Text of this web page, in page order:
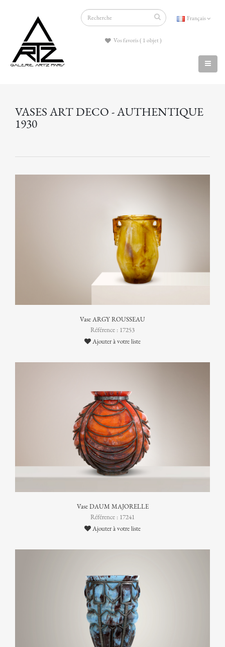
Français
Vos favoris ( 1 objet )
VASES ART DECO - AUTHENTIQUE
1930
Vase ARGY ROUSSEAU
Référence : 17253
Ajouter à votre liste
Vase DAUM MAJORELLE
Référence : 17241
Ajouter à votre liste